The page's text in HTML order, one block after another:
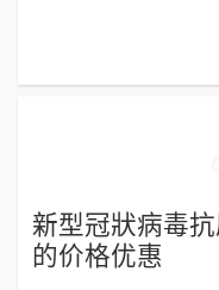
新型冠狀病毒
的价格优惠